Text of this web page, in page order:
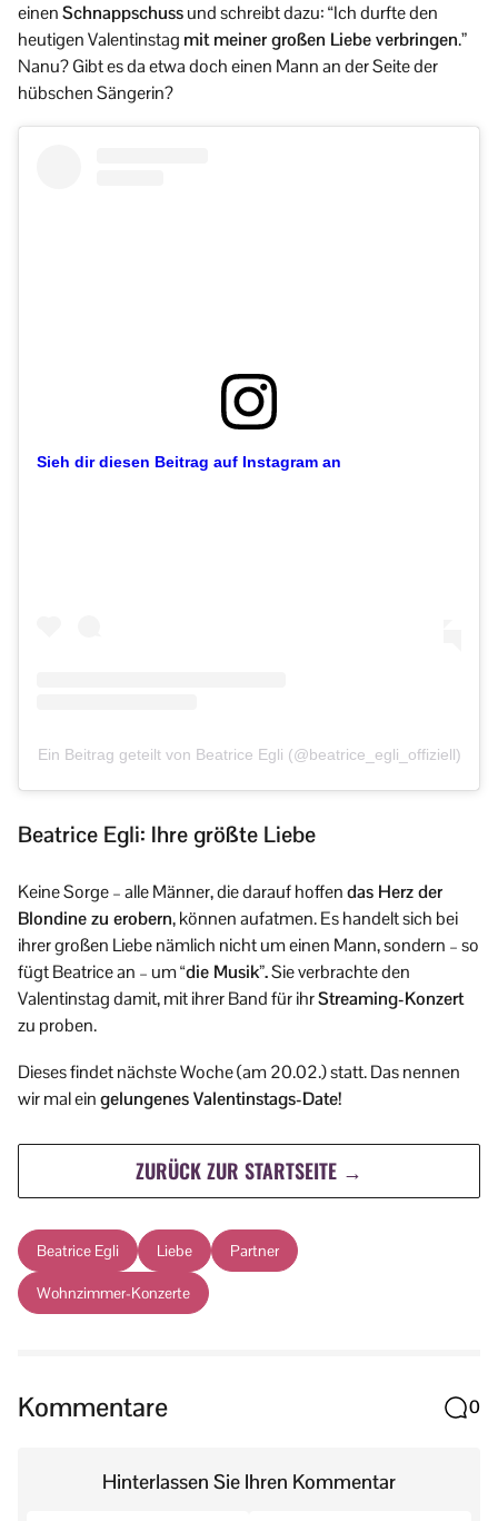
einenSchnappschussund schreibt dazu: “Ich durfte den
heutigen Valentinstag mit meiner großen Liebe verbringen.”
Nanu? Gibt es da etwa doch einen Mann an der Seite der
hübschen Sängerin?
Sieh dir diesen Beitrag auf Instagram an
Ein Beitrag geteilt von Beatrice Egli (@beatrice_egli_offiziell)
Beatrice Egli: Ihre größte Liebe
Keine Sorge – alle Männer, die darauf hoffendas Herz der
Blondine zu erobern, können aufatmen. Es handelt sich bei
ihrer großen Liebe nämlich nicht um einen Mann, sondern – so
fügt Beatrice an – um“die Musik”.Sie verbrachte den
Valentinstag damit, mit ihrer Band für ihrStreaming-Konzert
zu proben.
Dieses findet nächste Woche (am 20.02.) statt. Das nennen
wir mal eingelungenes Valentinstags-Date!
ZURÜCK ZUR STARTSEITE →
Beatrice Egli Liebe Partner
Wohnzimmer-Konzerte
Kommentare 0
Hinterlassen Sie Ihren Kommentar